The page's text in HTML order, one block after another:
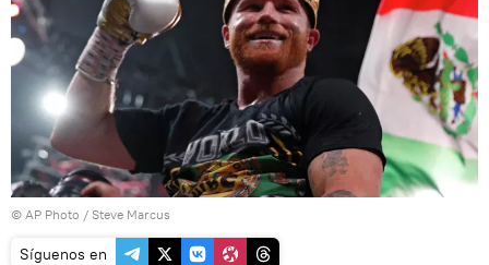
© AP Photo / Steve Marcus
Síguenos en